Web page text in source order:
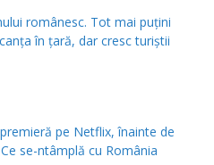
românesc. Tot mai puțini
în țară, dar cresc turiștii
pe Netflix, înainte de
se-ntâmplă cu România